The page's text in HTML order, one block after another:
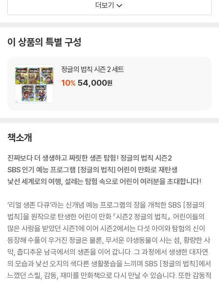
더보기
이 상품의 특별 구성
정글의 법칙 시즌 2 세트
10% 54,000원
책소개
진짜보다 더 생생하고 짜릿한 생존 탐험! 정글의 법칙 시즌2
SBS 인기 예능 프로그램 [정글의 법칙] 어린이 만화로 재탄생
낯선 세계로의 여행, 설레는 탐험 속으로 어린이 여러분을 초대합니다!
‘리얼 생존 다큐’라는 신개념 예능 프로그램의 장을 개척한 SBS [정글의
법칙]을 원작으로 탄생한 어린이 만화 『시즌2 정글의 법칙』. 어린이들의
많은 사랑을 받았던 시즌1에 이어 시즌2에서는 다섯 아이와 탐험의 신이
등장해 수풀이 우거진 정글은 물론, 무서운 야생동물이 사는 섬, 황량한 사
막, 춥디추운 남극에서의 생존을 이어 갑니다. 그 과정에서 생생한 대자연
의 모습과 낯선 오지의 색다른 생활풍습을 느끼며 SBS [정글의 법칙]에서
느꼈던 스릴, 감동, 재미를 만화책으로 다시 만날 수 있습니다. 또한 감동적